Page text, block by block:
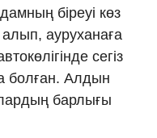
біреуі көз
ауруханаға
сегіз
болған. Алдын
барлығы